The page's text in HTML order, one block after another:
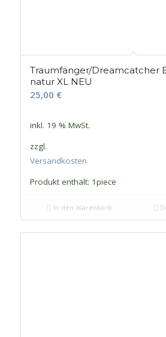
Traumfänger/Dreamcatcher
natur XL NEU
25,00 €
inkl. 19 % MwSt.
zzgl.
Versandkosten
Produkt enthält: 1piece
In den Warenkorb